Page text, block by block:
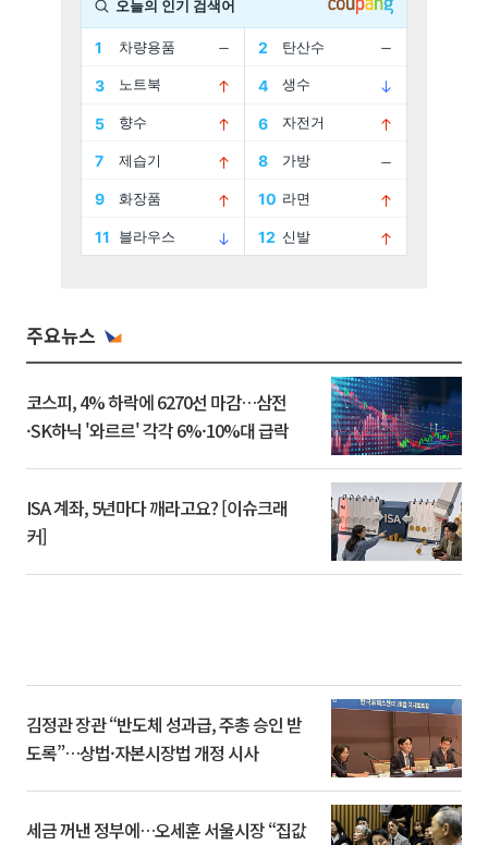
주요뉴스
코스피, 4% 하락에 6270선 마감…삼전
·SK하닉 '와르르' 각각 6%·10%대 급락
ISA 계좌, 5년마다 깨라고요? [이슈크래
커]
김정관 장관 “반도체 성과급, 주총 승인 받
도록”…상법·자본시장법 개정 시사
세금 꺼낸 정부에…오세훈 서울시장 “집값